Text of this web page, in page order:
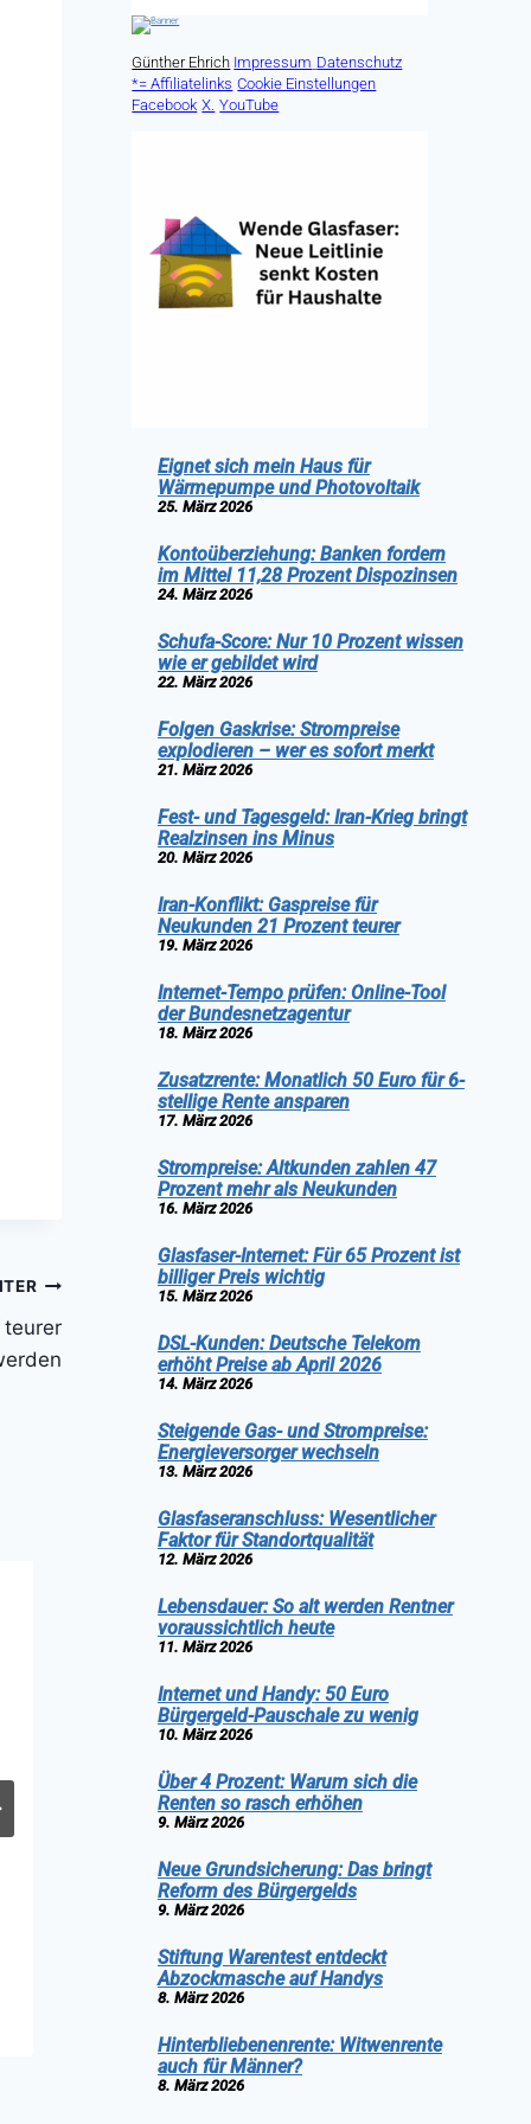
teurer
Günther Ehrich 19. März 2026
Günther Ehrich Impressum Datenschutz
*= Affiliatelinks Cookie Einstellungen
Facebook X. YouTube
Eignet sich mein Haus für
Wärmepumpe und Photovoltaik
25. März 2026
Kontoüberziehung: Banken fordern
im Mittel 11,28 Prozent Dispozinsen
24. März 2026
Schufa-Score: Nur 10 Prozent wissen
wie er gebildet wird
22. März 2026
Folgen Gaskrise: Strompreise
explodieren – wer es sofort merkt
21. März 2026
Fest- und Tagesgeld: Iran-Krieg bringt
Realzinsen ins Minus
20. März 2026
Iran-Konflikt: Gaspreise für
Neukunden 21 Prozent teurer
19. März 2026
Internet-Tempo prüfen: Online-Tool
der Bundesnetzagentur
18. März 2026
Zusatzrente: Monatlich 50 Euro für 6-
stellige Rente ansparen
17. März 2026
Strompreise: Altkunden zahlen 47
Prozent mehr als Neukunden
16. März 2026
Glasfaser-Internet: Für 65 Prozent ist
billiger Preis wichtig
15. März 2026
DSL-Kunden: Deutsche Telekom
erhöht Preise ab April 2026
14. März 2026
Steigende Gas- und Strompreise:
Energieversorger wechseln
13. März 2026
Glasfaseranschluss: Wesentlicher
Faktor für Standortqualität
12. März 2026
Lebensdauer: So alt werden Rentner
voraussichtlich heute
11. März 2026
Internet und Handy: 50 Euro
Bürgergeld-Pauschale zu wenig
10. März 2026
Über 4 Prozent: Warum sich die
Renten so rasch erhöhen
9. März 2026
Neue Grundsicherung: Das bringt
Reform des Bürgergelds
9. März 2026
Stiftung Warentest entdeckt
Abzockmasche auf Handys
8. März 2026
Hinterbliebenenrente: Witwenrente
auch für Männer?
8. März 2026